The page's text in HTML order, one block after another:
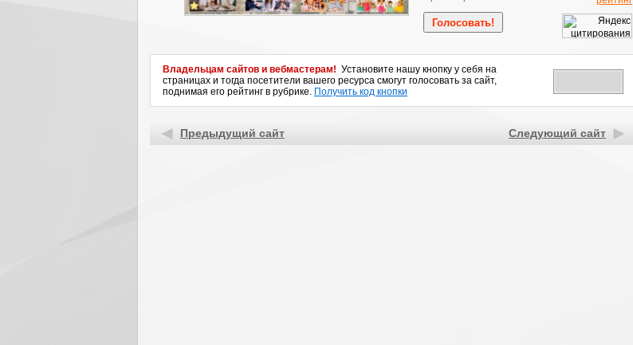
Владельцам сайтов и вебмастерам! Установите нашу кнопку у себя на
страницах и тогда посетители вашего ресурса смогут голосовать за сайт,
поднимая его рейтинг в рубрике. Получить код кнопки
Предыдущий сайт Следующий сайт